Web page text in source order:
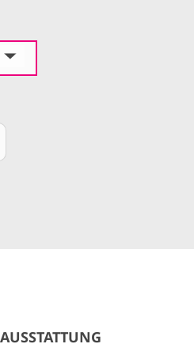
AUSSTATTUNG